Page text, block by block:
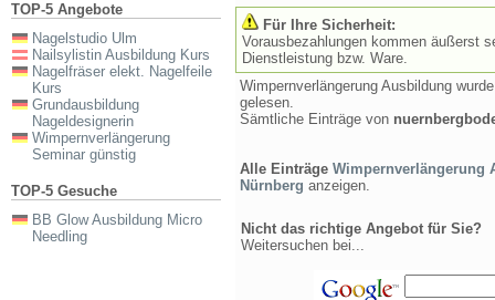
TOP-5 Angebote
Nagelstudio Ulm
Nailsylistin Ausbildung Kurs
Nagelfräser elekt. Nagelfeile
Kurs
Grundausbildung
Nageldesignerin
Wimpernverlängerung
Seminar günstig
TOP-5 Gesuche
BB Glow Ausbildung Micro
Needling
Für Ihre Sicherheit:
Vorausbezahlungen kommen äußerst
Dienstleistung bzw. Ware.
Wimpernverlängerung Ausbildung
gelesen.
Sämtliche Einträge von
Alle Einträge Wimpernverlängerung
Nürnberg anzeigen.
Nicht das richtige Angebot für Sie?
Weitersuchen bei...